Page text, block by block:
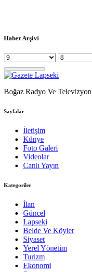
Haber Arşivi
Boğaz Radyo Ve Televizyon
Sayfalar
İletişim
Künye
Foto Galeri
Videolar
Canlı Yayın
Kategoriler
İlan
Güncel
Lapseki
Belde Ve Köyler
Siyaset
Yerel Yönetim
Turizm
Ekonomi